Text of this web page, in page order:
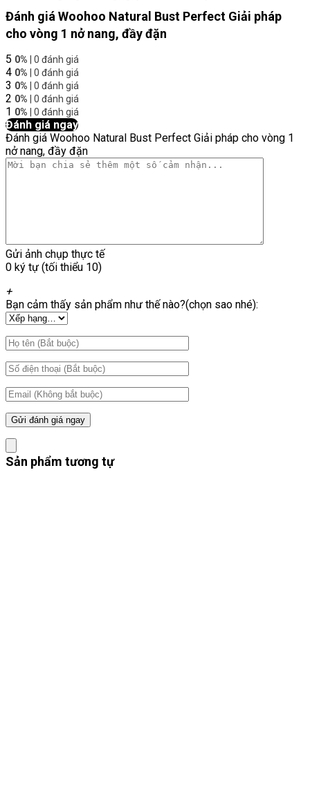
Đánh giá Woohoo Natural Bust Perfect Giải pháp
cho vòng 1 nở nang, đầy đặn
5 0% | 0 đánh giá
4 0% | 0 đánh giá
3 0% | 0 đánh giá
2 0% | 0 đánh giá
1 0% | 0 đánh giá
Đánh giá ngay
Đánh giá Woohoo Natural Bust Perfect Giải pháp cho vòng 1
nở nang, đầy đặn
Gửi ảnh chụp thực tế
0 ký tự (tối thiểu 10)
+
Bạn cảm thấy sản phẩm như thế nào?(chọn sao nhé):
Sản phẩm tương tự